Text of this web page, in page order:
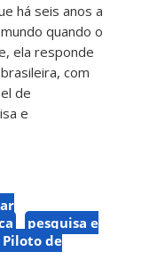
há seis anos a
quando o
ela responde
com
de
e
pesquisa e
Piloto de